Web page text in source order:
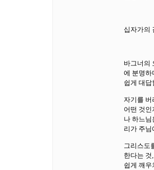
십자가의
바그너의
에 분명하
쉽게 대답
자기를 버
어떤 것인
나 하느님
리가 주님
그리스도
한다는 것
쉽게 깨우